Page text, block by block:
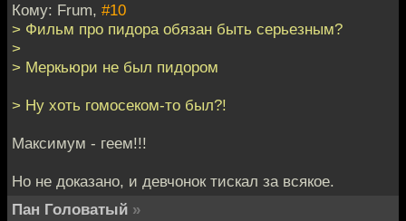
Кому: Frum, #10
> Фильм про пидора обязан быть серьезным?
>
> Меркьюри не был пидором
> Ну хоть гомосеком-то был?!
Максимум - геем!!!
Но не доказано, и девчонок тискал за всякое.
Пан Головатый »